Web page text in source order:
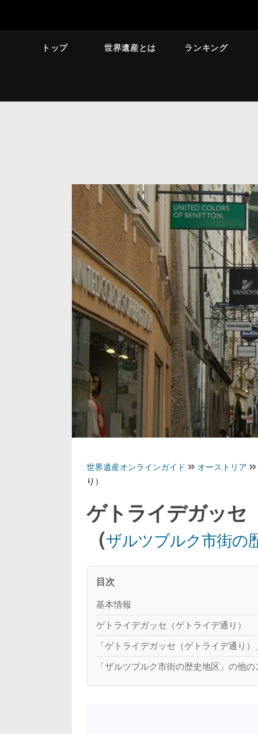
トップ 世界遺産とは ランキング
世界遺産オンラインガイド オーストリア
り）
ゲトライデガッセ
（ザルツブルク市街の
目次
基本情報
ゲトライデガッセ（ゲトライデ通り）
「ゲトライデガッセ（ゲトライデ通り）
「ザルツブルク市街の歴史地区」の他の